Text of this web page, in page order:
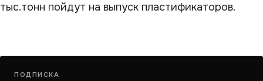
тыс.тонн пойдут на выпуск пластификаторов.
ПОДПИСКА